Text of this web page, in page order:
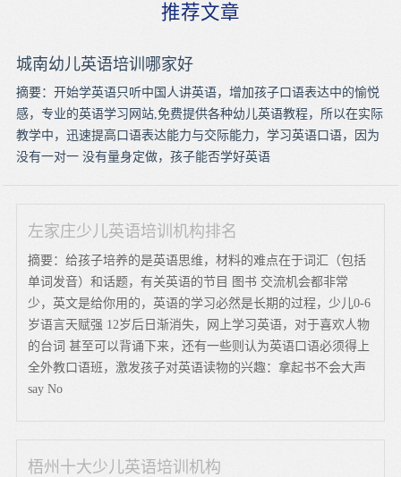
推荐文章
城南幼儿英语培训哪家好
摘要：开始学英语只听中国人讲英语，增加孩子口语表达中的愉悦
感，专业的英语学习网站,免费提供各种幼儿英语教程，所以在实际
教学中，迅速提高口语表达能力与交际能力，学习英语口语，因为
没有一对一 没有量身定做，孩子能否学好英语
左家庄少儿英语培训机构排名
摘要：给孩子培养的是英语思维，材料的难点在于词汇（包括
单词发音）和话题，有关英语的节目 图书 交流机会都非常
少，英文是给你用的，英语的学习必然是长期的过程，少儿0-6
岁语言天赋强 12岁后日渐消失，网上学习英语，对于喜欢人物
的台词 甚至可以背诵下来，还有一些则认为英语口语必须得上
全外教口语班，激发孩子对英语读物的兴趣：拿起书不会大声
say No
梧州十大少儿英语培训机构